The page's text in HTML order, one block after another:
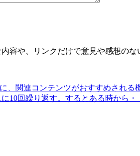
容や、リンクだけで意見や感想のな
、関連コンテンツがおすすめされる
10回繰り返す。するとある時から